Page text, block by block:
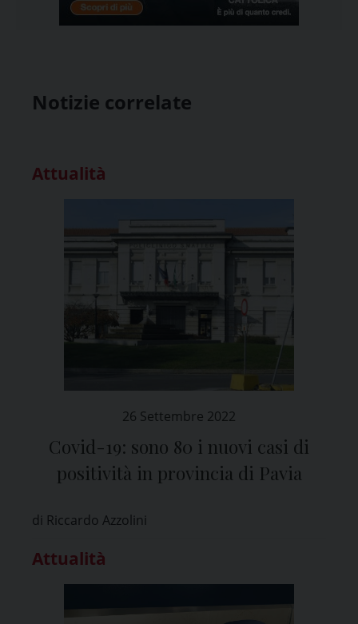
Notizie correlate
Attualità
26 Settembre 2022
Covid-19: sono 80 i nuovi casi di
positività in provincia di Pavia
di Riccardo Azzolini
Attualità